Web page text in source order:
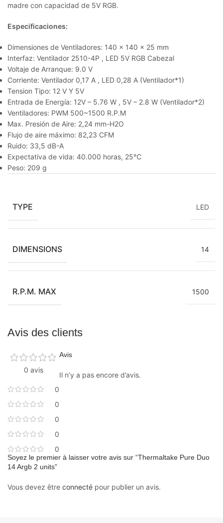
madre con capacidad de 5V RGB.
Especificaciones:
Dimensiones de Ventiladores: 140 x 140 x 25 mm
Interfaz: Ventilador 2510-4P , LED 5V RGB Cabezal
Voltaje de Arranque: 9.0 V
Corriente: Ventilador 0,17 A , LED 0,28 A (Ventilador*1)
Tension Tipo: 12 V Y 5V
Entrada de Energía: 12V – 5.76 W , 5V – 2.8 W (Ventilador*2)
Ventiladores: PWM 500~1500 R.P.M
Max. Presión de Aire: 2,24 mm-H2O
Flujo de aire máximo: 82,23 CFM
Ruido: 33,5 dB-A
Expectativa de vida: 40.000 horas, 25℃
Peso: 209 g
TYPE LED
DIMENSIONS 14
R.P.M. MAX 1500
Avis des clients
0 avis
0
0
0
0
0
Avis
Il n’y a pas encore d’avis.
Soyez le premier à laisser votre avis sur “Thermaltake Pure Duo
14 Argb 2 units”
Vous devez être connecté pour publier un avis.